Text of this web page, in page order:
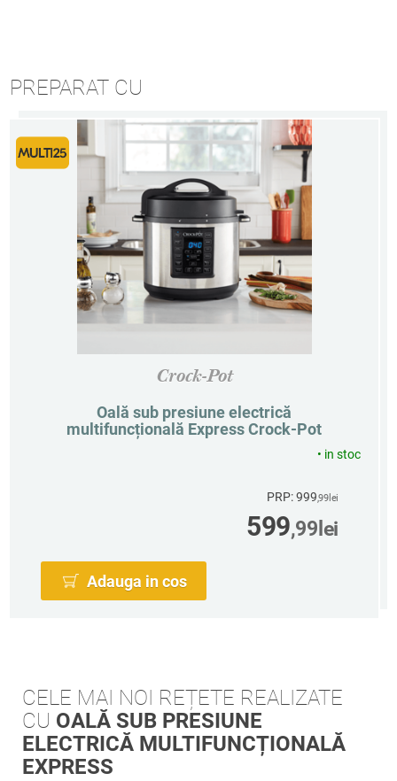
PREPARAT CU
Crock-Pot
Oală sub presiune electrică
multifuncțională Express Crock-Pot
• in stoc
PRP: 999,99 lei
599,99 lei
Adauga in cos
CELE MAI NOI REȚETE REALIZATE
CU OALĂ SUB PRESIUNE
ELECTRICĂ MULTIFUNCȚIONALĂ
EXPRESS